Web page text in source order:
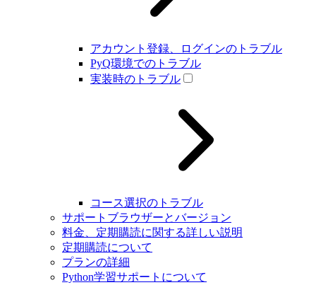
アカウント登録、ログインのトラブル
PyQ環境でのトラブル
実装時のトラブル
コース選択のトラブル
サポートブラウザーとバージョン
料金、定期購読に関する詳しい説明
定期購読について
プランの詳細
Python学習サポートについて